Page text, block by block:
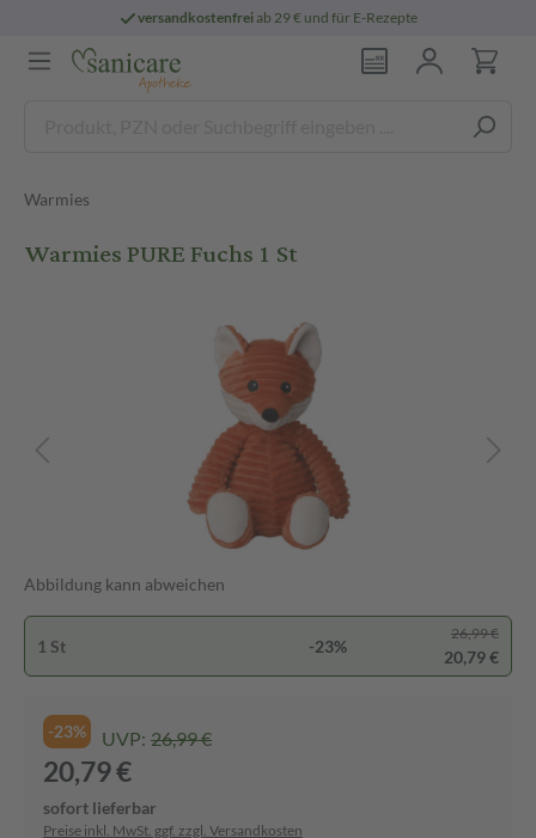
versandkostenfreiab 29 € und für E-Rezepte
Warmies
Warmies PURE Fuchs 1 St
Abbildung kann abweichen
1 St -23%
26,99 €
20,79 €
-23% UVP: 26,99 €
20,79 €
sofort lieferbar
Preise inkl. MwSt. ggf. zzgl. Versandkosten